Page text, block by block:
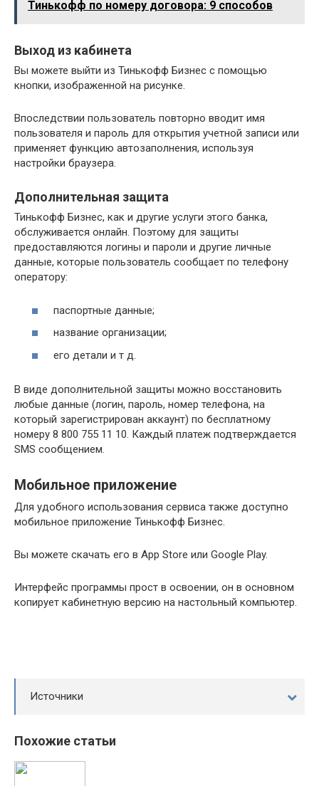
Тинькофф по номеру договора: 9 способов
Выход из кабинета
Вы можете выйти из Тинькофф Бизнес с помощью
кнопки, изображенной на рисунке.
Впоследствии пользователь повторно вводит имя
пользователя и пароль для открытия учетной записи или
применяет функцию автозаполнения, используя
настройки браузера.
Дополнительная защита
Тинькофф Бизнес, как и другие услуги этого банка,
обслуживается онлайн. Поэтому для защиты
предоставляются логины и пароли и другие личные
данные, которые пользователь сообщает по телефону
оператору:
паспортные данные;
название организации;
его детали и т д.
В виде дополнительной защиты можно восстановить
любые данные (логин, пароль, номер телефона, на
который зарегистрирован аккаунт) по бесплатному
номеру 8 800 755 11 10. Каждый платеж подтверждается
SMS сообщением.
Мобильное приложение
Для удобного использования сервиса также доступно
мобильное приложение Тинькофф Бизнес.
Вы можете скачать его в App Store или Google Play.
Интерфейс программы прост в освоении, он в основном
копирует кабинетную версию на настольный компьютер.
Источники
Похожие статьи